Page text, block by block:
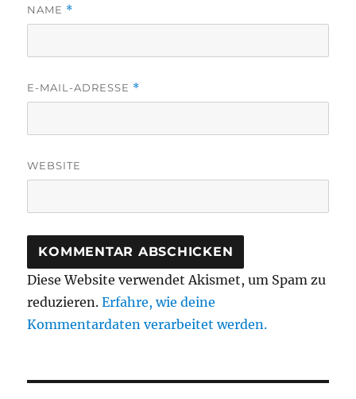
NAME *
E-MAIL-ADRESSE *
WEBSITE
Diese Website verwendet Akismet, um Spam zu
reduzieren.Erfahre, wie deine
Kommentardaten verarbeitet werden.